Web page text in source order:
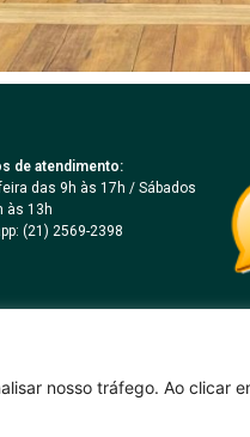
nosso tráfego. Ao clicar
de atendimento:
das 9h às 17h / Sábados
às 13h
(21) 2569-2398